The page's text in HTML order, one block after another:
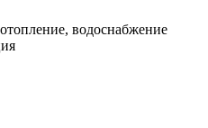
водоснабжение